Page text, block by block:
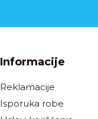
Informacije
Reklamacije
Isporuka robe